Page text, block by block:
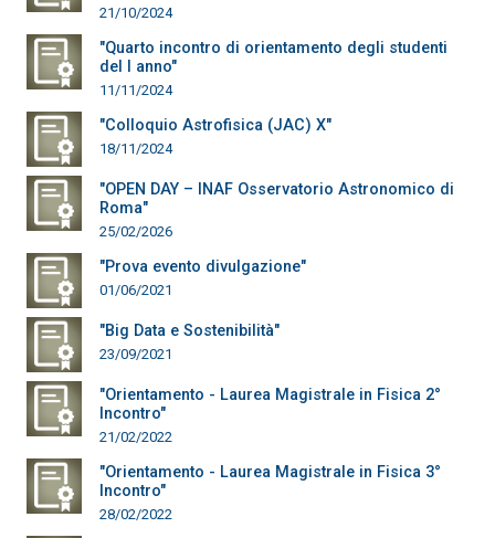
21/10/2024
"Quarto incontro di orientamento degli studenti
del I anno"
11/11/2024
"Colloquio Astrofisica (JAC) X"
18/11/2024
"OPEN DAY – INAF Osservatorio Astronomico di
Roma"
25/02/2026
"Prova evento divulgazione"
01/06/2021
"Big Data e Sostenibilità"
23/09/2021
"Orientamento - Laurea Magistrale in Fisica 2°
Incontro"
21/02/2022
"Orientamento - Laurea Magistrale in Fisica 3°
Incontro"
28/02/2022